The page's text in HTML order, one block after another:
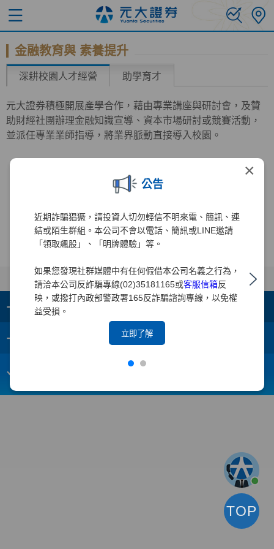
×
公告
近期詐騙猖獗，請投資人切勿輕信不明來電、簡訊、連
結或陌生群組。本公司不會以電話、簡訊或LINE邀請
「領取飆股」、「明牌體驗」等。
如果您發現社群媒體中有任何假借本公司名義之行為，
請洽本公司反詐騙專線(02)35181165或客服信箱反
映，或撥打內政部警政署165反詐騙諮詢專線，以免權
益受損。
立即了解
金融教育與 素養提升
深耕校園人才經營 助學育才
元大證券積極開展產學合作，藉由專業講座與研討會，及贊
助財經社團辦理金融知識宣導、資本市場研討或競賽活動，
並派任專業業師指導，將業界脈動直接導入校園。
+ 集團成員
+
webmaster@yuanta.com
TOP